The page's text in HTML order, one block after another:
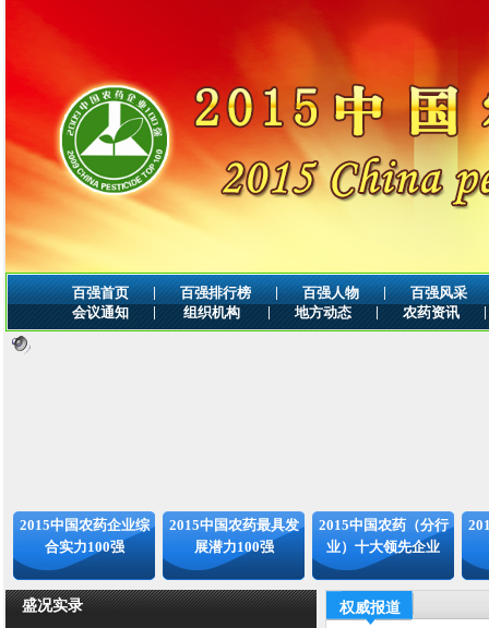
百强首页 | 百强排行榜 | 百强人物 |
百强风采
会议通知
| 组织机构 | 地方动态 | 农药资讯 |
2015中国农药企业综
合实力100强
2015中国农药最具发
展潜力100强
2015中国农药（分行
业）十大领先企业
盛况实录 权威报道